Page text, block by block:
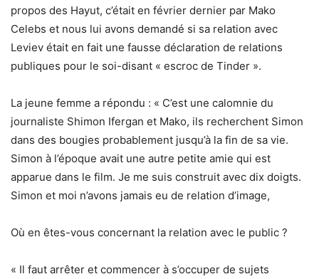
propos des Hayut, c’était en février dernier par Mako
Celebs et nous lui avons demandé si sa relation avec
Leviev était en fait une fausse déclaration de relations
publiques pour le soi-disant « escroc de Tinder ».
La jeune femme a répondu : « C’est une calomnie du
journaliste Shimon Ifergan et Mako, ils recherchent Simon
dans des bougies probablement jusqu’à la fin de sa vie.
Simon à l’époque avait une autre petite amie qui est
apparue dans le film. Je me suis construit avec dix doigts.
Simon et moi n’avons jamais eu de relation d’image,
Où en êtes-vous concernant la relation avec le public ?
« Il faut arrêter et commencer à s’occuper de sujets